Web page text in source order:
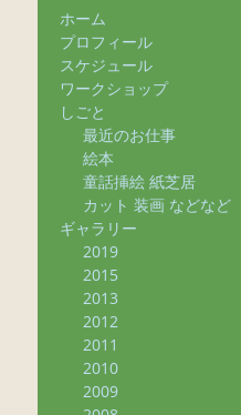
ホーム
プロフィール
スケジュール
ワークショップ
しごと
最近のお仕事
絵本
童話挿絵 紙芝居
カット 装画 などなど
ギャラリー
2019
2015
2013
2012
2011
2010
2009